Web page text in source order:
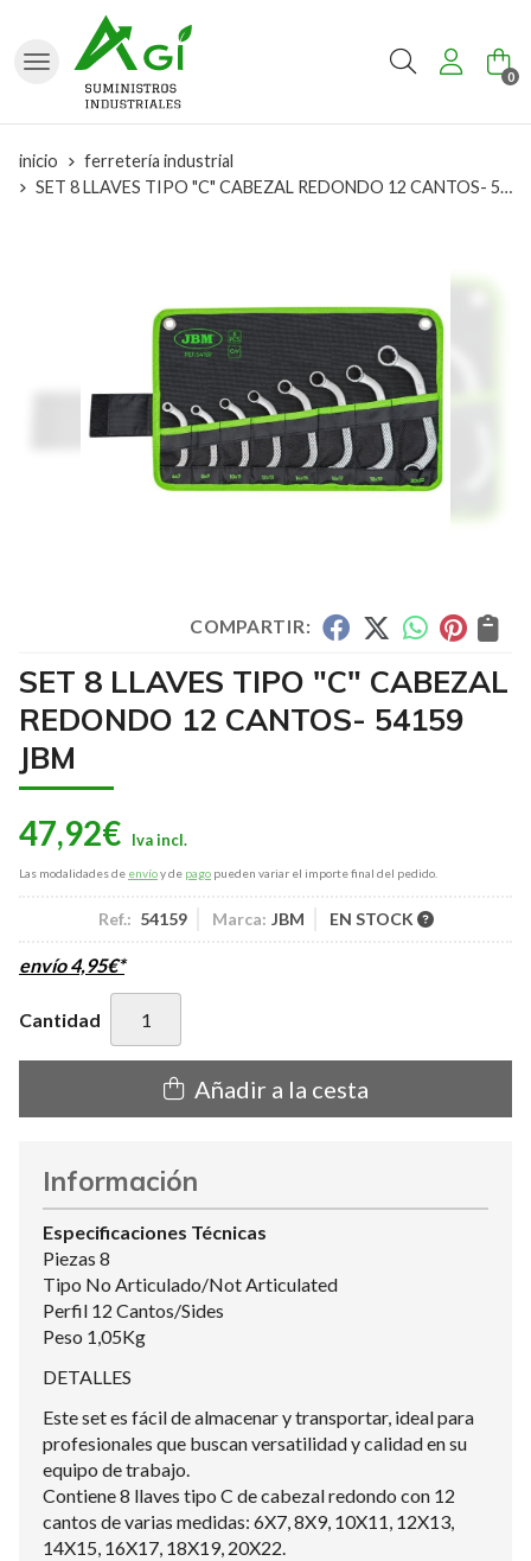
Buscar 0
inicio
ferretería industrial
SET 8 LLAVES TIPO "C" CABEZAL REDONDO 12 CANTOS- 54159 JBM
COMPARTIR:
SET 8 LLAVES TIPO "C" CABEZAL
REDONDO 12 CANTOS- 54159
JBM
47,92€
Las modalidades de envíoy de pago pueden variar el importe final del pedido.
Ref.: 54159 Marca: JBM EN STOCK
envío4,95€*
Cantidad
Añadir a la cesta
Información
Especificaciones Técnicas
Piezas 8
Tipo No Articulado/Not Articulated
Perfil 12 Cantos/Sides
Peso 1,05Kg
DETALLES
Este set es fácil de almacenar y transportar, ideal para
profesionales que buscan versatilidad y calidad en su
equipo de trabajo.
Contiene 8 llaves tipo C de cabezal redondo con 12
cantos de varias medidas: 6X7, 8X9, 10X11, 12X13,
14X15, 16X17, 18X19, 20X22.